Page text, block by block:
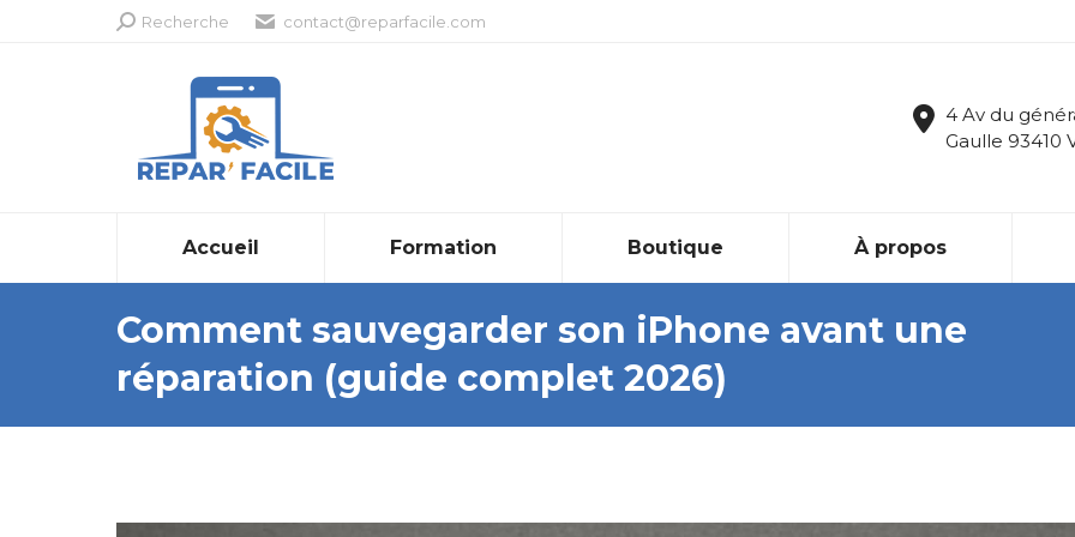
Recherche
Recherche contact@reparfacile.com
4 Av du
Gaulle 93410
Accueil Formation Boutique À propos
Comment sauvegarder son iPhone avant une
réparation (guide complet 2026)